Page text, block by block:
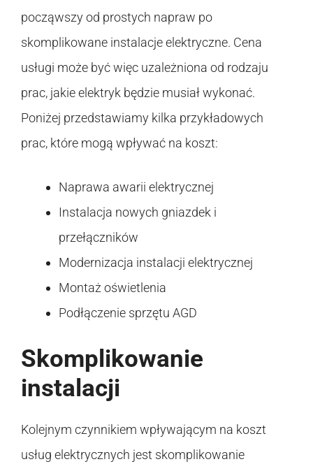
począwszy od prostych napraw po
skomplikowane instalacje elektryczne. Cena
usługi może być więc uzależniona od rodzaju
prac, jakie elektryk będzie musiał wykonać.
Poniżej przedstawiamy kilka przykładowych
prac, które mogą wpływać na koszt:
Naprawa awarii elektrycznej
Instalacja nowych gniazdek i
przełączników
Modernizacja instalacji elektrycznej
Montaż oświetlenia
Podłączenie sprzętu AGD
Skomplikowanie
instalacji
Kolejnym czynnikiem wpływającym na koszt
usług elektrycznych jest skomplikowanie